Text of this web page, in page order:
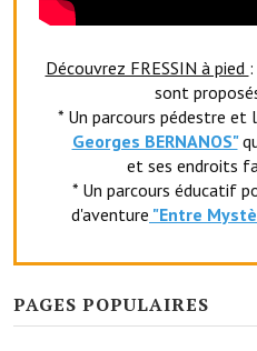
Fêtes et manifestations
Le calendrier annuel
Liste et coordonnées des
TOURISME, PATRIMOINE
Fressin, ville d'histoire
L'église
Découvrez FRESSIN à pied
sont
* Un parcours pédestre et
Georges BERNANOS"
et ses endroits
* Un parcours éducatif
d'aventure "Entre
PAGES POPULAIRES